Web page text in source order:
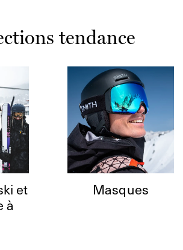
tendance
et
à
Masques